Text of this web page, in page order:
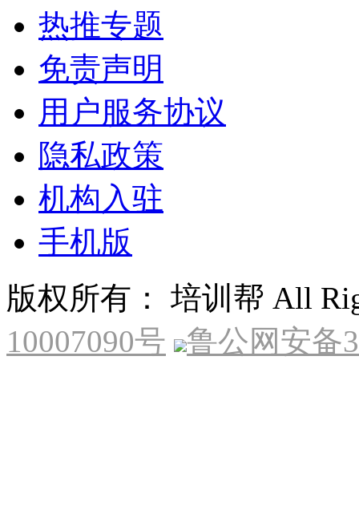
热推专题
免责声明
用户服务协议
隐私政策
机构入驻
手机版
版权所有： 培训帮 All
10007090号
鲁公网安备